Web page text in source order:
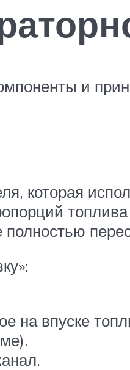
и
которая
топлива
на впуске